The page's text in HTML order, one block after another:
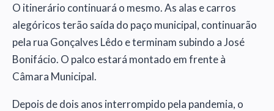
O itinerário continuará o mesmo. As alas e carros
alegóricos terão saída do paço municipal, continuarão
pela rua Gonçalves Lêdo e terminam subindo a José
Bonifácio. O palco estará montado em frente à
Câmara Municipal.
Depois de dois anos interrompido pela pandemia, o